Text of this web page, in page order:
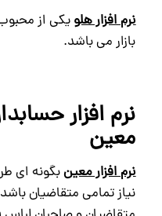
نرم افزار هلویکی از
بازار می باشد.
نرم افزار
معین
نرم افزار معینبگونه ای
نیاز تمامی متقاضیان